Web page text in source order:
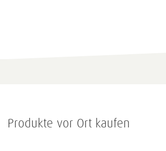
Produkte vor Ort kaufen